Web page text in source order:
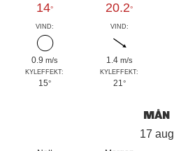
14°
VIND:
0.9 m/s
KYLEFFEKT:
15°
20.2°
VIND:
1.4 m/s
KYLEFFEKT:
21°
MÅN
17 aug